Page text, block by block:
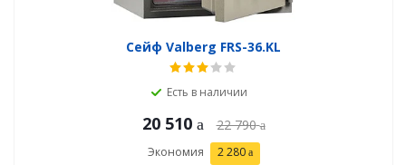
Сейф Valberg FRS-36.KL
Есть в наличии
20 510 22 790
Экономия 2 280